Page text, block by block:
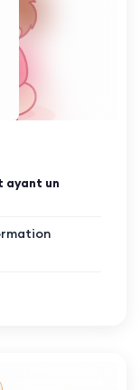
ayant un